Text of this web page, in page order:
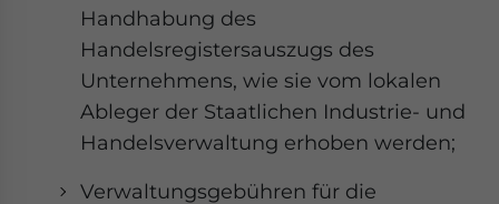
Handhabung des
Handelsregistersauszugs des
Unternehmens, wie sie vom lokalen
Ableger der Staatlichen Industrie- und
Handelsverwaltung erhoben werden;
Verwaltungsgebühren für die